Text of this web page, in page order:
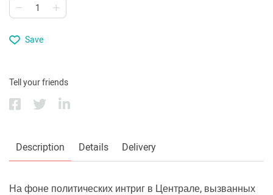
Save
Tell your friends
Description Details Delivery
На фоне политических интриг в Централе, вызванных